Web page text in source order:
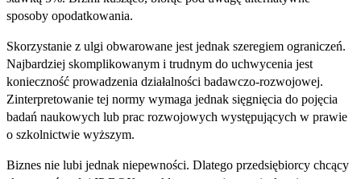
sposoby opodatkowania.
Skorzystanie z ulgi obwarowane jest jednak szeregiem ograniczeń.
Najbardziej skomplikowanym i trudnym do uchwycenia jest
konieczność prowadzenia działalności badawczo‑rozwojowej.
Zinterpretowanie tej normy wymaga jednak sięgnięcia do pojęcia
badań naukowych lub prac rozwojowych występujących w prawie
o szkolnictwie wyższym.
Biznes nie lubi jednak niepewności. Dlatego przedsiębiorcy chcący